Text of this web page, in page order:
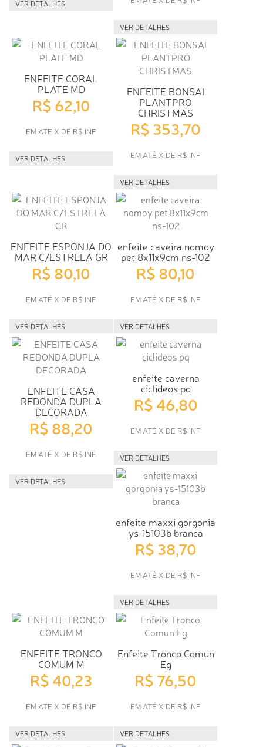
VER DETALHES
VER DETALHES
ENFEITE CORAL
PLATE MD
R$ 62,10
EM ATÉ X DE R$ INF
VER DETALHES
ENFEITE BONSAI
PLANTPRO
CHRISTMAS
R$ 353,70
EM ATÉ X DE R$ INF
VER DETALHES
ENFEITE ESPONJA DO
MAR C/ESTRELA GR
R$ 80,10
EM ATÉ X DE R$ INF
VER DETALHES
enfeite caveira nomoy
pet 8x11x9cm ns-102
R$ 80,10
EM ATÉ X DE R$ INF
VER DETALHES
ENFEITE CASA
REDONDA DUPLA
DECORADA
R$ 88,20
EM ATÉ X DE R$ INF
VER DETALHES
enfeite caverna
ciclideos pq
R$ 46,80
EM ATÉ X DE R$ INF
VER DETALHES
enfeite maxxi gorgonia
ys-15103b branca
R$ 38,70
EM ATÉ X DE R$ INF
VER DETALHES
ENFEITE TRONCO
COMUM M
R$ 40,23
EM ATÉ X DE R$ INF
VER DETALHES
Enfeite Tronco Comun
Eg
R$ 76,50
EM ATÉ X DE R$ INF
VER DETALHES